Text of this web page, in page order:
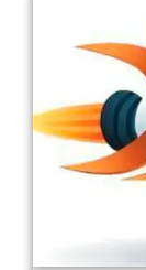
Житомир
Знам’янка
Звенигородка
Звягель
Бабаи